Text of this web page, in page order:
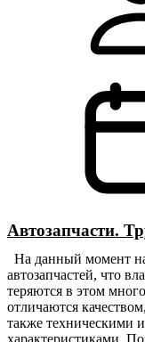
Автозапчасти.
На данный момент
автозапчастей, что
теряются в этом
отличаются
также техническими
характеристиками.